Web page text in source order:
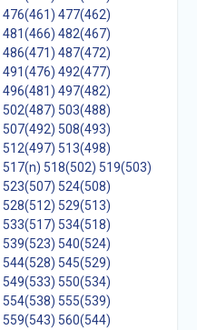
476(461) 477(462)
481(466) 482(467)
486(471) 487(472)
491(476) 492(477)
496(481) 497(482)
502(487) 503(488)
507(492) 508(493)
512(497) 513(498)
517(n) 518(502) 519(503)
523(507) 524(508)
528(512) 529(513)
533(517) 534(518)
539(523) 540(524)
544(528) 545(529)
549(533) 550(534)
554(538) 555(539)
559(543) 560(544)